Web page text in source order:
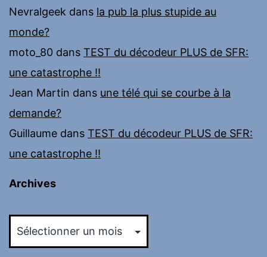
Nevralgeek dans la pub la plus stupide au
monde?
moto_80 dans TEST du décodeur PLUS de SFR:
une catastrophe !!
Jean Martin dans une télé qui se courbe à la
demande?
Guillaume dans TEST du décodeur PLUS de SFR:
une catastrophe !!
Archives